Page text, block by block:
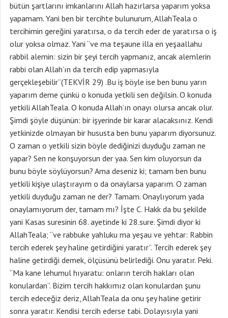
bütün şartlarını imkanlarını Allah hazırlarsa yaparım yoksa
yapamam. Yani ben bir tercihte bulunurum, AllahTeala o
tercihimin gereğini yaratırsa, o da tercih eder de yaratırsa o iş
olur yoksa olmaz. Yani “ve ma teşaune illa en yeşaallahu
rabbil alemin: sizin bir şeyi tercih yapmanız, ancak alemlerin
rabbi olan Allah’ın da tercih edip yapmasıyla
gerçekleşebilir”(TEKVİR 29) .Bu iş böyle ise ben bunu yarın
yaparım deme çünkü o konuda yetkili sen değilsin. O konuda
yetkili AllahTeala. O konuda Allah’ın onayı olursa ancak olur.
Şimdi şöyle düşünün: bir işyerinde bir karar alacaksınız. Kendi
yetkinizde olmayan bir hususta ben bunu yaparım diyorsunuz.
O zaman o yetkili sizin böyle dediğinizi duyduğu zaman ne
yapar? Sen ne konşuyorsun der yaa. Sen kim oluyorsun da
bunu böyle söylüyorsun? Ama deseniz ki; tamam ben bunu
yetkili kişiye ulaştırayım o da onaylarsa yaparım. O zaman
yetkili duyduğu zaman ne der? Tamam. Onaylıyorum yada
onaylamıyorum der, tamam mı? İşte C. Hakk da bu şekilde
yani Kasas suresinin 68. ayetinde ki 28.sure. Şimdi diyor ki
AllahTeala; “ve rabbuke yahluku ma yeşau ve yehtar: Rabbin
tercih ederek şey haline getirdiğini yaratır”. Tercih ederek şey
haline getirdiği demek, ölçüsünü belirlediği. Onu yaratır. Peki.
“Ma kane lehumul hıyaratu: onların tercih hakları olan
konulardan”. Bizim tercih hakkımız olan konulardan şunu
tercih edeceğiz deriz, AllahTeala da onu şey haline getirir
sonra yaratır. Kendisi tercih ederse tabi. Dolayısıyla yani